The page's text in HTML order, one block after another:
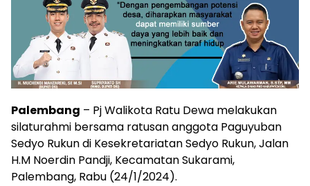
Palembang – Pj Walikota Ratu Dewa melakukan
silaturahmi bersama ratusan anggota Paguyuban
Sedyo Rukun di Kesekretariatan Sedyo Rukun, Jalan
H.M Noerdin Pandji, Kecamatan Sukarami,
Palembang, Rabu (24/1/2024).